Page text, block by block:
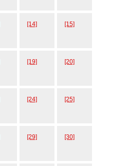
[14] [15]
[19] [20]
[24] [25]
[29] [30]